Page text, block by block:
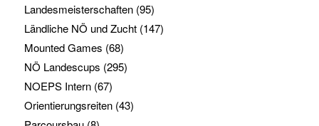
Landesmeisterschaften(95)
Ländliche NÖ und Zucht(147)
Mounted Games (68)
NÖ Landescups (295)
NOEPS Intern(67)
Orientierungsreiten(43)